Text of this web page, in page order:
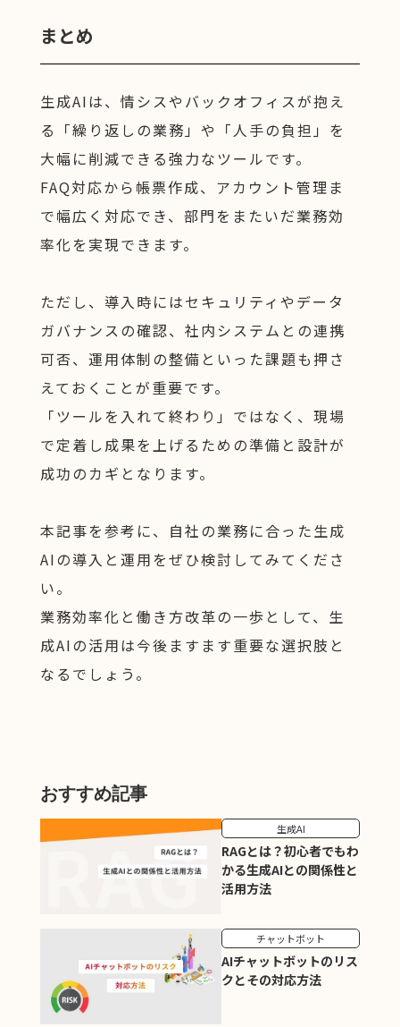
まとめ
生成AIは、情シスやバックオフィスが抱え
る「繰り返しの業務」や「人手の負担」を
大幅に削減できる強力なツールです。
FAQ対応から帳票作成、アカウント管理ま
で幅広く対応でき、部門をまたいだ業務効
率化を実現できます。
ただし、導入時にはセキュリティやデータ
ガバナンスの確認、社内システムとの連携
可否、運用体制の整備といった課題も押さ
えておくことが重要です。
「ツールを入れて終わり」ではなく、現場
で定着し成果を上げるための準備と設計が
成功のカギとなります。
本記事を参考に、自社の業務に合った生成
AIの導入と運用をぜひ検討してみてくださ
い。
業務効率化と働き方改革の一歩として、生
成AIの活用は今後ますます重要な選択肢と
なるでしょう。
おすすめ記事
生成AI
RAGとは？初心者でもわ
かる生成AIとの関係性と
活用方法
チャットボット
AIチャットボットのリス
クとその対応方法